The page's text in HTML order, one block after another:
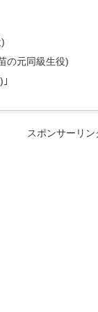
の元同級生役)
スポンサーリン